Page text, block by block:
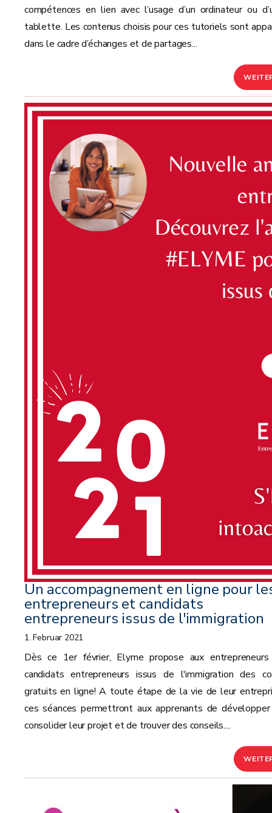
compétences en lien avec l’usage d’un ordinateur ou
tablette. Les contenus choisis pour ces tutoriels sont
dans le cadre d’échanges et de partages...
Un accompagnement en ligne pour
entrepreneurs et candidats
entrepreneurs issus de l'immigration
1. Februar 2021
Dès ce 1er février, Elyme propose aux
candidats entrepreneurs issus de l'immigration des
gratuits en ligne! A toute étape de la vie de leur
ces séances permettront aux apprenants de
consolider leur projet et de trouver des conseils....